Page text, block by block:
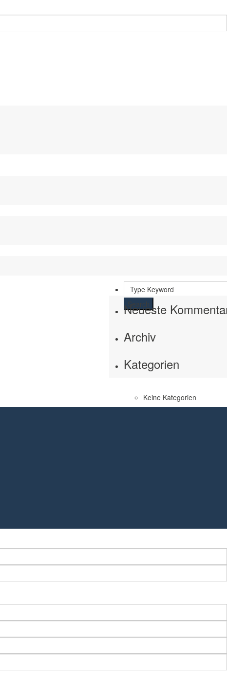
Search
Neueste
Archiv
Kategorien
Keine Kategorien